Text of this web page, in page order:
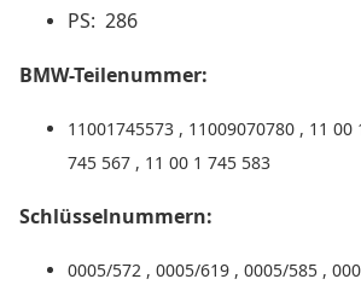
PS: 286
BMW-Teilenummer:
11001745573 , 11009070780 , 11 00
745 567 , 11 00 1 745 583
Schlüsselnummern:
0005/572 , 0005/619 , 0005/585 ,